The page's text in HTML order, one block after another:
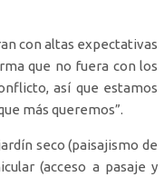
con altas expectativas
que no fuera con los
así que estamos
más queremos”.
seco (paisajismo de
(acceso a pasaje y